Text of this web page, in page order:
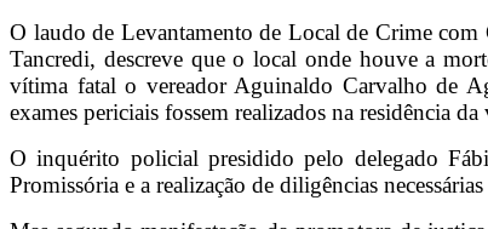
O laudo de Levantamento de Local de Crime
Tancredi, descreve que o local onde houve a
vítima fatal o vereador Aguinaldo Carvalho de
exames periciais fossem realizados na residência
O inquérito policial presidido pelo delegado
Promissória e a realização de diligências